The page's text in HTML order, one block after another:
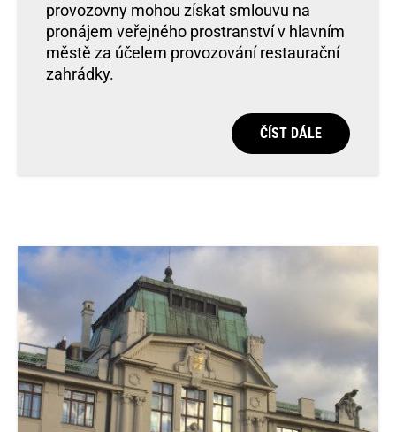
provozovny mohou získat smlouvu na
pronájem veřejného prostranství v hlavním
městě za účelem provozování restaurační
zahrádky.
ČÍST DÁLE